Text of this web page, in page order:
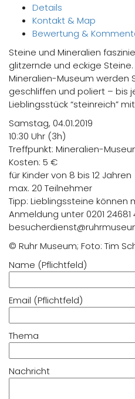
Details
Kontakt & Map
Bewertung &
Steine und Mineralien
glitzernde und eckige
Mineralien-Museum werden
geschliffen und poliert – bis
Lieblingsstück “steinreich”
Samstag, 04.01.2019
10:30 Uhr (3h)
Treffpunkt: Mineralien-
Kosten: 5 €
für Kinder von 8 bis 12 Jahren
max. 20 Teilnehmer
Tipp: Lieblingssteine
Anmeldung unter 0201
© Ruhr Museum; Foto: Tim
Name (Pflichtfeld)
Email (Pflichtfeld)
Thema
Nachricht